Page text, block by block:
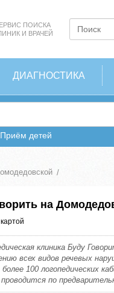
ПОИСКА
И ВРАЧЕЙ
ДИАГНОСТИКА
Приём детей
на
клиника Буду
всех видов речевых
100 логопедических
по